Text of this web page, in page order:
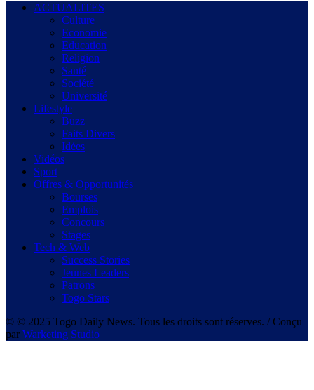
ACTUALITES
Culture
Economie
Education
Religion
Santé
Société
Université
Lifestyle
Buzz
Faits Divers
Idées
Vidéos
Sport
Offres & Opportunités
Bourses
Emplois
Concours
Stages
Tech & Web
Success Stories
Jeunes Leaders
Patrons
Togo Stars
© © 2025 Togo Daily News. Tous les droits sont réserves. / Conçu
par Warketing Studio